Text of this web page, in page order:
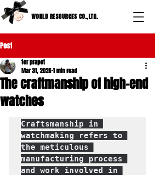
WORLD RESOURCES CO.,LTD.
Post
The craftmanship of high-end
watches
ter prapot
Mar 31, 20251 min read
Craftsmanship in
watchmaking refers to
the meticulous
manufacturing process
and work involved in